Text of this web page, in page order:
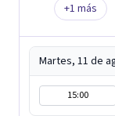
+1 más
Martes, 11 de
15:00